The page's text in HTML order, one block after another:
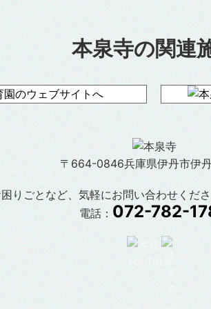
本泉寺の関連
〒664-0846兵庫県伊丹市伊
りごとなど、気軽にお問い合わせくだ
電話： 072-782-